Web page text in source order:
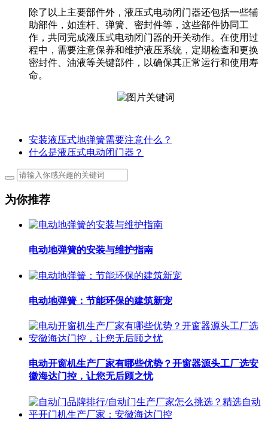
除了以上主要部件外，液压式电动闭门器还包括一些辅
助部件，如连杆、弹簧、密封件等，这些部件协同工
作，共同完成液压式电动闭门器的开关动作。在使用过
程中，需要注意保养和维护液压系统，定期检查和更换
密封件、油液等关键部件，以确保其正常运行和使用寿
命。
安装液压式地弹簧需要注意什么？
什么是液压式电动闭门器？
为你推荐
电动地弹簧的安装与维护指南
电动地弹簧：节能环保的建筑新宠
电动开窗机生产厂家有哪些优势？开窗器源头工厂选安
徽海达门控，让您无后顾之忧